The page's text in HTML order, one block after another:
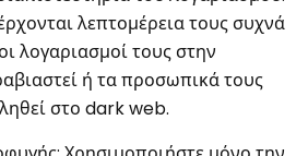
λεπτομέρεια τους συχνά
λογαριασμοί τους στην
ή τα προσωπικά τους
στο dark web.